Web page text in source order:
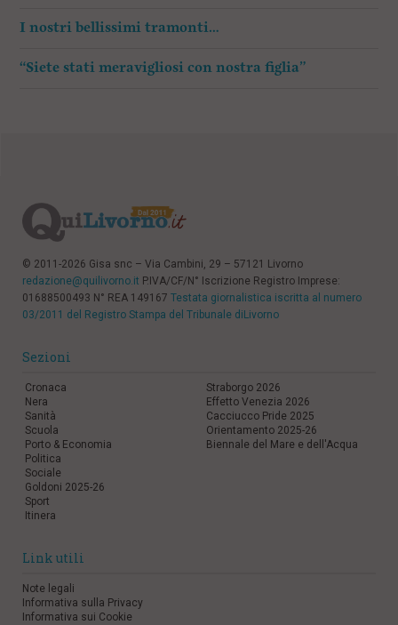
I nostri bellissimi tramonti…
“Siete stati meravigliosi con nostra figlia”
© 2011-2026 Gisa snc – Via Cambini, 29 – 57121 Livorno
redazione@quilivorno.it P.IVA/CF/N° Iscrizione Registro Imprese:
01688500493 N° REA 149167 Testata giornalistica iscritta al numero
03/2011 del Registro Stampa del Tribunale diLivorno
Sezioni
Cronaca
Nera
Sanità
Scuola
Porto & Economia
Politica
Sociale
Goldoni 2025-26
Sport
Itinera
Straborgo 2026
Effetto Venezia 2026
Cacciucco Pride 2025
Orientamento 2025-26
Biennale del Mare e dell'Acqua
Link utili
Note legali
Informativa sulla Privacy
Informativa sui Cookie